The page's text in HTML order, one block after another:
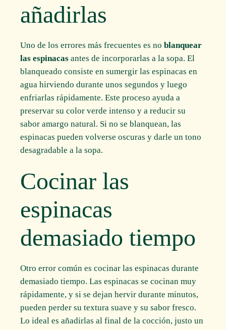
añadirlas
Uno de los errores más frecuentes es noblanquear
las espinacas antes de incorporarlas a la sopa. El
blanqueado consiste en sumergir las espinacas en
agua hirviendo durante unos segundos y luego
enfriarlas rápidamente. Este proceso ayuda a
preservar su color verde intenso y a reducir su
sabor amargo natural. Si no se blanquean, las
espinacas pueden volverse oscuras y darle un tono
desagradable a la sopa.
Cocinar las
espinacas
demasiado tiempo
Otro error común es cocinar las espinacas durante
demasiado tiempo. Las espinacas se cocinan muy
rápidamente, y si se dejan hervir durante minutos,
pueden perder su textura suave y su sabor fresco.
Lo ideal es añadirlas al final de la cocción, justo un